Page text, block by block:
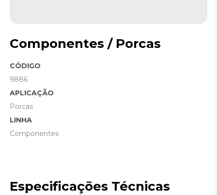
Componentes / Porcas
CÓDIGO
9886
APLICAÇÃO
Porcas
LINHA
Componentes
Especificações Técnicas